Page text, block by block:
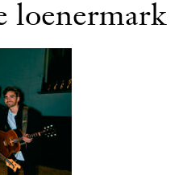
loenermark